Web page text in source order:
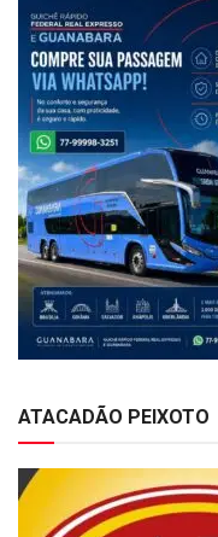
ATACADÃO PEIXOTO